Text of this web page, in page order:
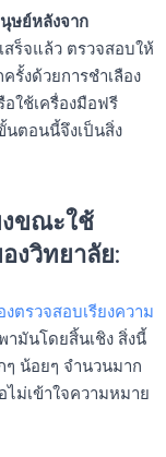
ษย์หลังจาก
ร็จแล้ว ตรวจสอบให้
งด้วยการชำเลือง
ใช้เครื่องมือฟรี
ตอนนี้จึงเป็นสิ่ง
งขณะใช้
งวิทยาลัย:
งตรวจสอบเรียงความ
ามันโดยสิ้นเชิง สิ่งนี้
น้อยๆ จำนวนมาก
ม่เข้าใจความหมาย